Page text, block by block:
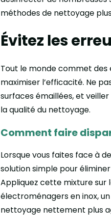
méthodes de nettoyage
Évitez les
Tout le monde commet des
maximiser l’efficacité. Ne
surfaces émaillées, et
la qualité du nettoyage.
Comment faire
Lorsque vous faites face à
solution simple pour
Appliquez cette mixture sur
électroménagers en inox,
nettoyage nettement plus